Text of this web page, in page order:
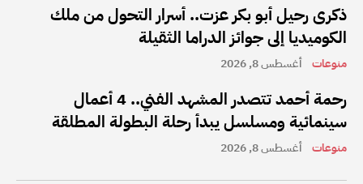
ذكرى رحيل أبو بكر عزت.. أسرار التحول من ملك
الكوميديا إلى جوائز الدراما الثقيلة
منوعات أغسطس 8, 2026
رحمة أحمد تتصدر المشهد الفني.. 4 أعمال
سينمائية ومسلسل يبدأ رحلة البطولة المطلقة
منوعات أغسطس 8, 2026